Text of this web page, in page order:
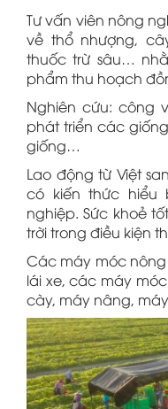
Tư vấn viên nông
về thổ nhượng,
thuốc trừ sâu…
phẩm thu hoạch
Nghiên cứu: công
phát triển các
giống…
Lao động từ Việt
có kiến thức hiểu
nghiệp. Sức khoẻ
trời trong điều kiện
Các máy móc
lái xe, các máy
cày, máy nâng,